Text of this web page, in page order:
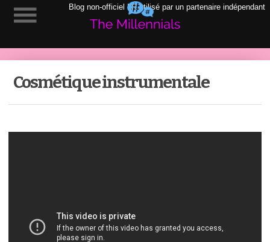
Blog non-officiel LR utilisé par un partenaire indépendant
Cosmétique instrumentale